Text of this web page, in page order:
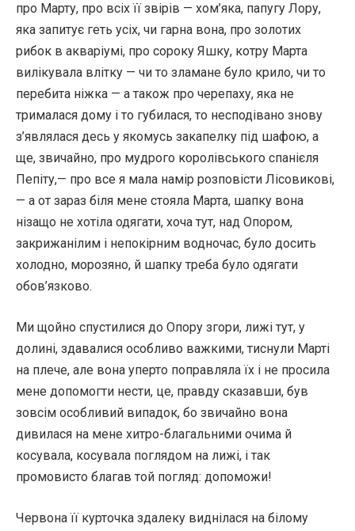
про Марту, про всіх її звірів — хом’яка, папугу Лору,
яка запитує геть усіх, чи гарна вона, про золотих
рибок в акваріумі, про сороку Яшку, котру Марта
вилікувала влітку — чи то зламане було крило, чи то
перебита ніжка — а також про черепаху, яка не
трималася дому і то губилася, то несподівано знову
з’являлася десь у якомусь закапелку під шафою, а
ще, звичайно, про мудрого королівського спанієля
Пепіту,— про все я мала намір розповісти Лісовикові,
— а от зараз біля мене стояла Марта, шапку вона
нізащо не хотіла одягати, хоча тут, над Опором,
закрижанілим і непокірним водночас, було досить
холодно, морозяно, й шапку треба було одягати
обов’язково.
Ми щойно спустилися до Опору згори, лижі тут, у
долині, здавалися особливо важкими, тиснули Марті
на плече, але вона уперто поправляла їх і не просила
мене допомогти нести, це, правду сказавши, був
зовсім особливий випадок, бо звичайно вона
дивилася на мене хитро-благальними очима й
косувала, косувала поглядом на лижі, і так
промовисто благав той погляд: допоможи!
Червона її курточка здалеку виднілася на білому